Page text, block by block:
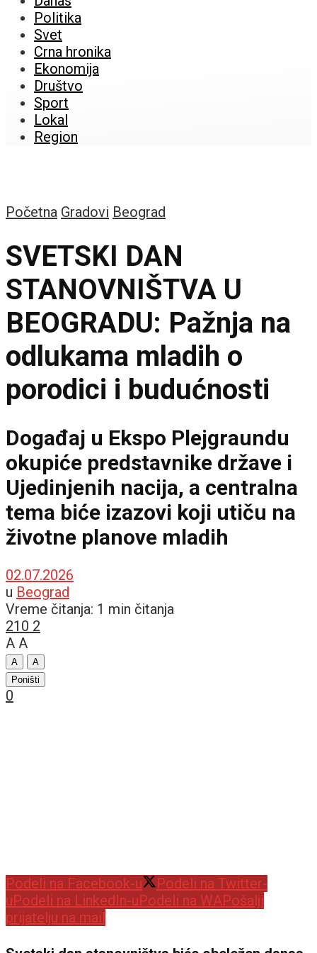
Politika
Svet
Crna hronika
Ekonomija
Društvo
Sport
Lokal
Region
Početna Gradovi Beograd
SVETSKI DAN
STANOVNIŠTVA U
BEOGRADU: Pažnja na
odlukama mladih o
porodici i budućnosti
Događaj u Ekspo Plejgraundu
okupiće predstavnike države i
Ujedinjenih nacija, a centralna
tema biće izazovi koji utiču na
životne planove mladih
02.07.2026
u Beograd
Vreme čitanja: 1 min čitanja
210 2
A A
A
A
Poništi
0
Podeli na Facebook-u
Podeli na Twitter-
u Podeli na LinkedIn-u Podeli na WAPošalji
prijatelju na mail